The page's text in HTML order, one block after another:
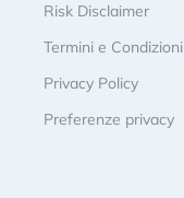
Risk Disclaimer
Termini e Condizioni
Privacy Policy
Preferenze privacy